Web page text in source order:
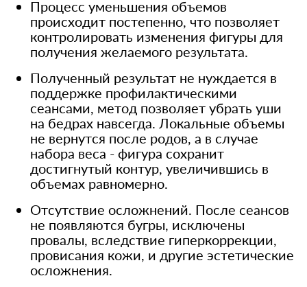
Процесс уменьшения объемов
происходит постепенно, что позволяет
контролировать изменения фигуры для
получения желаемого результата.
Полученный результат не нуждается в
поддержке профилактическими
сеансами, метод позволяет убрать уши
на бедрах навсегда. Локальные объемы
не вернутся после родов, а в случае
набора веса - фигура сохранит
достигнутый контур, увеличившись в
объемах равномерно.
Отсутствие осложнений. После сеансов
не появляются бугры, исключены
провалы, вследствие гиперкоррекции,
провисания кожи, и другие эстетические
осложнения.